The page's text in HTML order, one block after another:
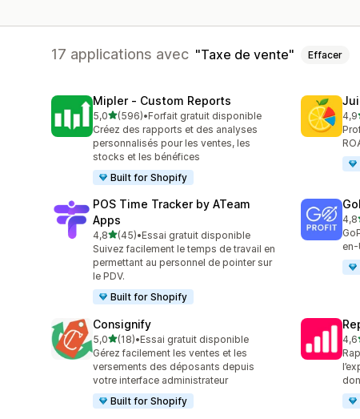
17 applications avec Taxe de vente Effacer
Mipler ‑ Custom Reports
5,0étoile(s) sur 5
(596)
596 avis au total
•Forfait gratuit disponible
Créez des rapports et des analyses
personnalisés pour les ventes, les
stocks et les bénéfices
Built for Shopify
4,9
56
POS Time Tracker by ATeam
Apps
4,8étoile(s) sur 5
(45)
45 avis au total
•Essai gratuit disponible
Suivez facilement le temps de travail en
permettant au personnel de pointer sur
le PDV.
Built for Shopify
4,8
85
en-
Consignify
5,0étoile(s) sur 5
(18)
18 avis au total
•Essai gratuit disponible
Gérez facilement les ventes et les
versements des déposants depuis
votre interface administrateur
Built for Shopify
4,6
26